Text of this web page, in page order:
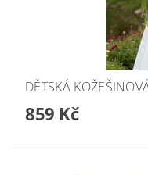
DĚTSKÁ
859 Kč